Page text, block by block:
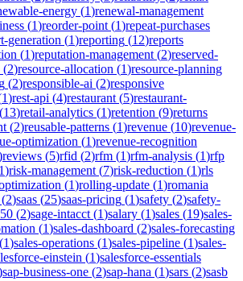
energy (1)renewal-management
(1)reorder-point (1)repeat-purchases
generation (1)reporting (12)reports
(1)reputation-management (2)reserved-
(2)resource-allocation (1)resource-planning
(2)responsible-ai (2)responsive
1)rest-api (4)restaurant (5)restaurant-
(13)retail-analytics (1)retention (9)returns
(2)reusable-patterns (1)revenue (10)revenue-
optimization (1)revenue-recognition
reviews (5)rfid (2)rfm (1)rfm-analysis (1)rfp
1)risk-management (7)risk-reduction (1)rls
(1)rolling-update (1)romania
(2)saas (25)saas-pricing (1)safety (2)safety-
(2)sage-intacct (1)salary (1)sales (19)sales-
(1)sales-dashboard (2)sales-forecasting
(1)sales-operations (1)sales-pipeline (1)sales-
einstein (1)salesforce-essentials
sap-business-one (2)sap-hana (1)sars (2)sasb